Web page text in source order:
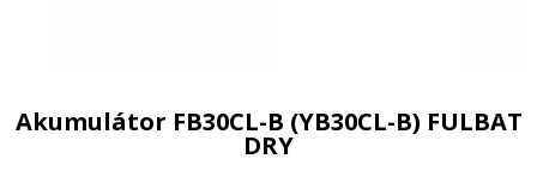
Akumulátor FB30CL-B (YB30CL-B) FULBAT
DRY